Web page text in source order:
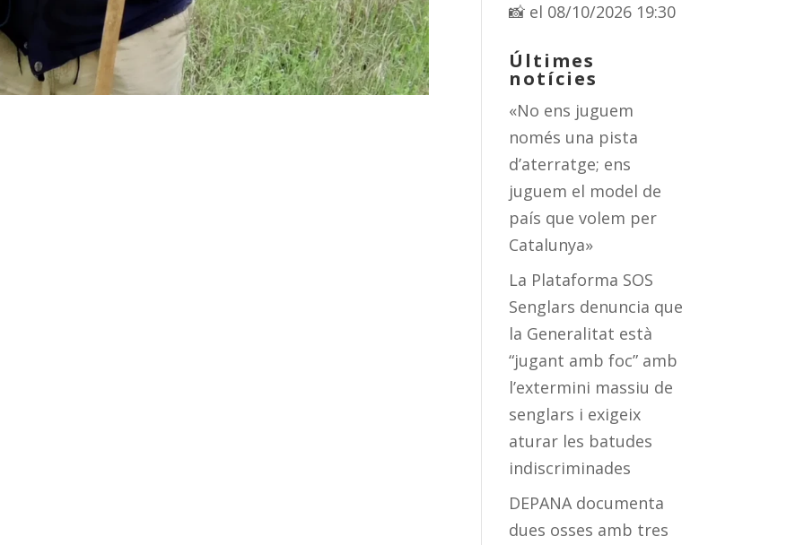
📸 el 08/10/2026 19:30
Últimes
notícies
«No ens juguem
només una pista
d’aterratge; ens
juguem el model de
país que volem per
Catalunya»
La Plataforma SOS
Senglars denuncia que
la Generalitat està
“jugant amb foc” amb
l’extermini massiu de
senglars i exigeix
aturar les batudes
indiscriminades
DEPANA documenta
dues osses amb tres